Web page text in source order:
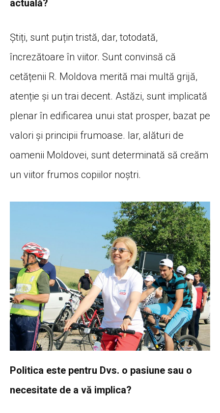
actuală?
Știți, sunt puțin tristă, dar, totodată,
încrezătoare în viitor. Sunt convinsă că
cetățenii R. Moldova merită mai multă grijă,
atenție și un trai decent. Astăzi, sunt implicată
plenar în edificarea unui stat prosper, bazat pe
valori și principii frumoase. Iar, alături de
oamenii Moldovei, sunt determinată să creăm
un viitor frumos copiilor noștri.
Politica este pentru Dvs. o pasiune sau o
necesitate de a vă implica?